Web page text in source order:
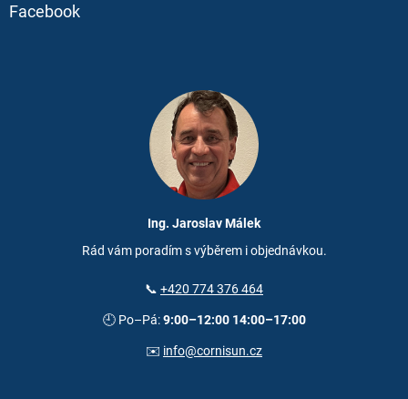
Facebook
Ing. Jaroslav Málek
Rád vám poradím s výběrem i objednávkou.
📞 +420 774 376 464
🕘 Po–Pá:9:00–12:00 14:00–17:00
✉️ info@cornisun.cz